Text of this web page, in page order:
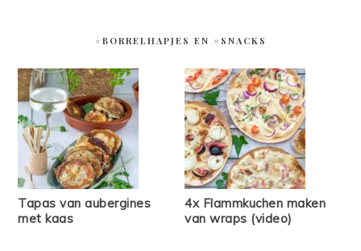
#BORRELHAPJES EN #SNACKS
Tapas van aubergines
met kaas
4x Flammkuchen maken
van wraps (video)